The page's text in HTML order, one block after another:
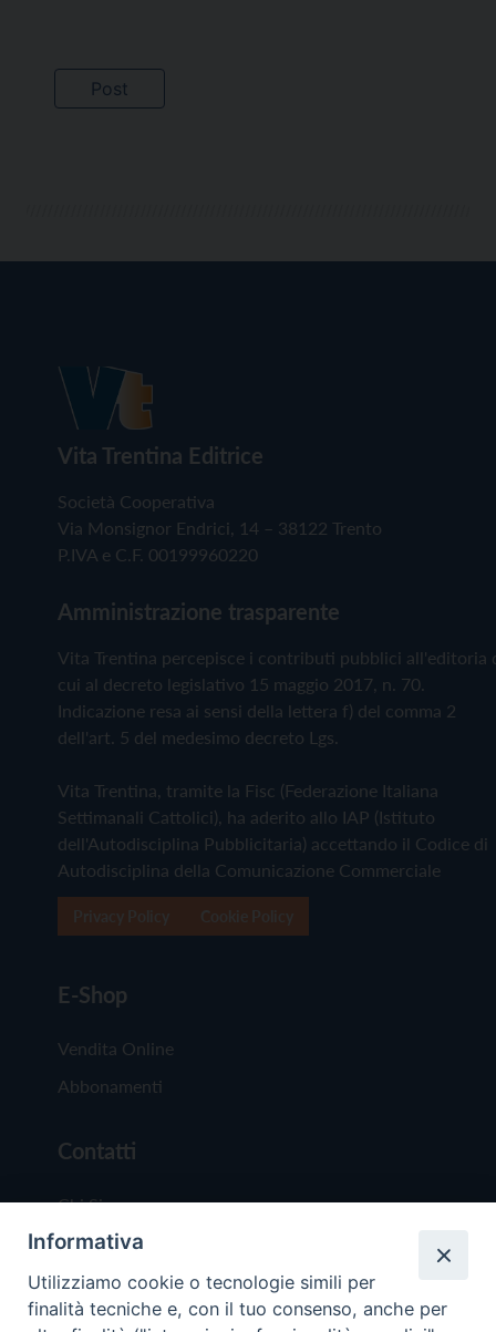
Vita Trentina Editrice
Società Cooperativa
Via Monsignor Endrici, 14 – 38122 Trento
P.IVA e C.F. 00199960220
Amministrazione trasparente
Vita Trentina percepisce i contributi pubblici all'editoria
cui al decreto legislativo 15 maggio 2017, n. 70.
Indicazione resa ai sensi della lettera f) del comma 2
dell'art. 5 del medesimo decreto Lgs.
Vita Trentina, tramite la Fisc (Federazione Italiana
Settimanali Cattolici), ha aderito allo IAP (Istituto
dell'Autodisciplina Pubblicitaria) accettando il Codice di
Autodisciplina della Comunicazione Commerciale
E-Shop
Vendita Online
Abbonamenti
Contatti
Chi Siamo
Redazione
Scrivici
Informativa
Utilizziamo cookie o tecnologie simili per
finalità tecniche e, con il tuo consenso, anche per